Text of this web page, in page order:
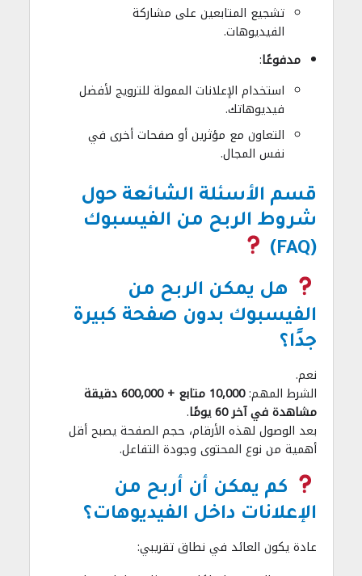
تشجيع المتابعين على مشاركة
الفيديوهات.
مدفوعًا:
استخدام الإعلانات الممولة للترويج لأفضل
فيديوهاتك.
التعاون مع مؤثرين أو صفحات أخرى في
نفس المجال.
قسم الأسئلة الشائعة حول
شروط الربح من الفيسبوك
(FAQ)
هل يمكن الربح من
الفيسبوك بدون صفحة كبيرة
جدًا؟
نعم.
الشرط المهم:
10,000 متابع + 600,000 دقيقة
مشاهدة في آخر 60 يومًا
.
بعد الوصول لهذه الأرقام، حجم الصفحة يصبح أقل
أهمية من نوع المحتوى وجودة التفاعل.
كم يمكن أن أربح من
الإعلانات داخل الفيديوهات؟
عادة يكون العائد في نطاق تقريبي: